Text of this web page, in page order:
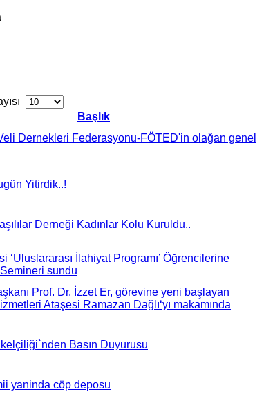
Başlık
Dernekleri Federasyonu-FÖTED'in olağan genel
Yitirdik..!
Derneği Kadınlar Kolu Kuruldu..
‘Uluslararası İlahiyat Programı’ Öğrencilerine
sundu
Prof. Dr. İzzet Er, görevine yeni başlayan
Ataşesi Ramazan Dağlı‘yı makamında
Basın Duyurusu
yaninda cöp deposu